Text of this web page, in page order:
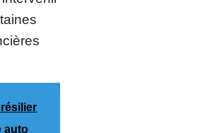
auto